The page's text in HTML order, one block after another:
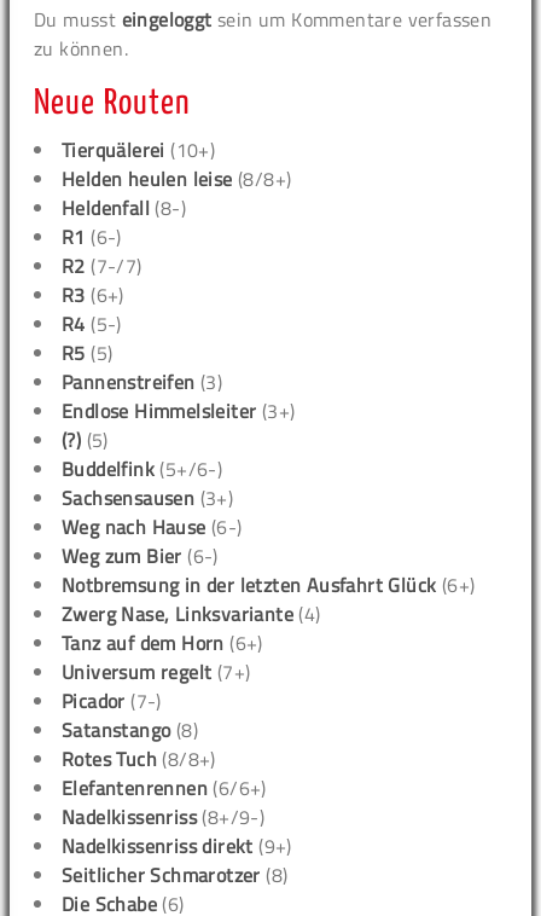
Du musst eingeloggt sein um Kommentare verfassen
zu können.
Neue Routen
Tierquälerei (10+)
Helden heulen leise (8/8+)
Heldenfall (8-)
R1 (6-)
R2 (7-/7)
R3 (6+)
R4 (5-)
R5 (5)
Pannenstreifen (3)
Endlose Himmelsleiter (3+)
(?) (5)
Buddelfink (5+/6-)
Sachsensausen (3+)
Weg nach Hause (6-)
Weg zum Bier (6-)
Notbremsung in der letzten Ausfahrt Glück (6+)
Zwerg Nase, Linksvariante (4)
Tanz auf dem Horn (6+)
Universum regelt (7+)
Picador (7-)
Satanstango(8)
Rotes Tuch (8/8+)
Elefantenrennen (6/6+)
Nadelkissenriss(8+/9-)
Nadelkissenriss direkt (9+)
Seitlicher Schmarotzer (8)
Die Schabe (6)